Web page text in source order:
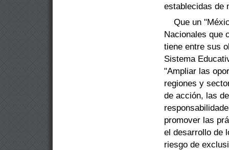
establecidas de
Que un "
Nacionales que
tiene entre sus
Sistema
"Ampliar las
regiones y
de acción, las
promover las
el desarrollo de
riesgo de